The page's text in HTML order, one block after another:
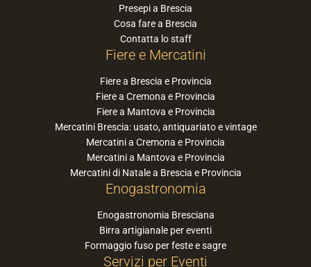
Presepi a Brescia
Cosa fare a Brescia
Contatta lo staff
Fiere e Mercatini
Fiere a Brescia e Provincia
Fiere a Cremona e Provincia
Fiere a Mantova e Provincia
Mercatini Brescia: usato, antiquariato e vintage
Mercatini a Cremona e Provincia
Mercatini a Mantova e Provincia
Mercatini di Natale a Brescia e Provincia
Enogastronomia
Enogastronomia Bresciana
Birra artigianale per eventi
Formaggio fuso per feste e sagre
Servizi per Eventi